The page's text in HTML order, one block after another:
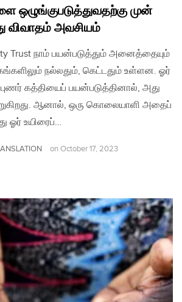
ஒழுங்குபடுத்துவதற்கு முன்
விவாதம் அவசியம்
Trust நாம் பயன்படுத்தும் அனைத்தையும்
நல்லதும், கெட்டதும் உள்ளன. ஓர்
கத்தியைப் பயன்படுத்தினால், அது
ஆனால், ஒரு கொலையாளி அதைப்
ஓர் உயிரைப்…
on October 17, 2023